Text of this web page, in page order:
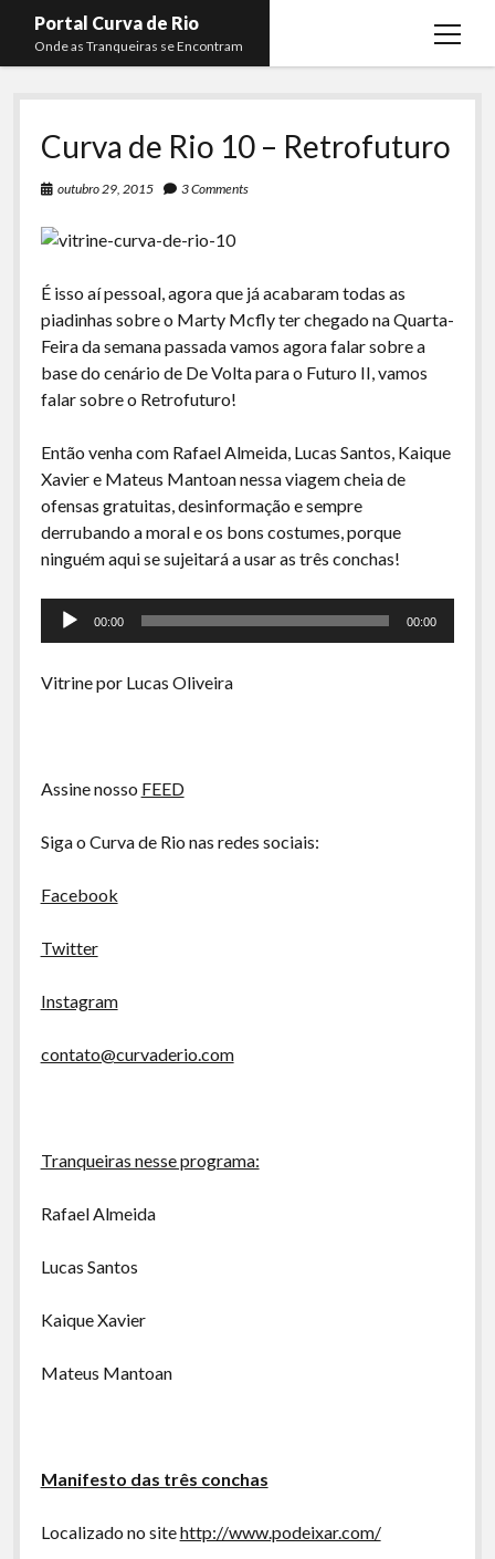
Portal Curva de Rio
Onde as Tranqueiras se Encontram
open
Podcasts open
Curva de Rio
Curva Belas Artes
La Siesta Podcast
Boca do Lixo
Rachão na Beira do RIo
Papo Tranqueira
A Ripa É a Lei
Especiais
Membros open
Almir Ribeiro
Kaique Xavier
Mateus Mantoan
Rafael Almeida
twitterfacebookinstagram
youtube
rss email
Curva de Rio 10 – Retrofuturo
outubro 29, 2015 3 Comments
É isso aí pessoal, agora que já acabaram todas as
piadinhas sobre o Marty Mcfly ter chegado na Quarta-
Feira da semana passada vamos agora falar sobre a
base do cenário de De Volta para o Futuro II, vamos
falar sobre o Retrofuturo!
Então venha com Rafael Almeida, Lucas Santos, Kaique
Xavier e Mateus Mantoan nessa viagem cheia de
ofensas gratuitas, desinformação e sempre
derrubando a moral e os bons costumes, porque
ninguém aqui se sujeitará a usar as três conchas!
Tocador
00:00 00:00
Vitrine por Lucas Oliveira
Assine nosso FEED
Siga o Curva de Rio nas redes sociais:
Facebook
Twitter
Instagram
contato@curvaderio.com
Tranqueiras nesse programa:
Rafael Almeida
Lucas Santos
Kaique Xavier
Mateus Mantoan
Manifesto das três conchas
Localizado no sitehttp://www.podeixar.com/